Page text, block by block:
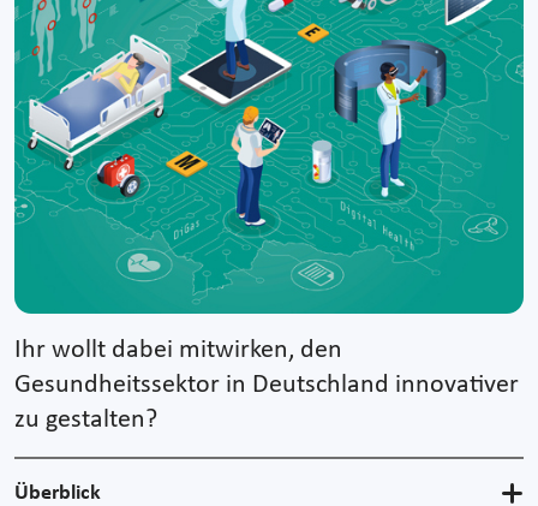
Ihr wollt dabei mitwirken, den
Gesundheitssektor in Deutschland innovativer
zu gestalten?
Überblick